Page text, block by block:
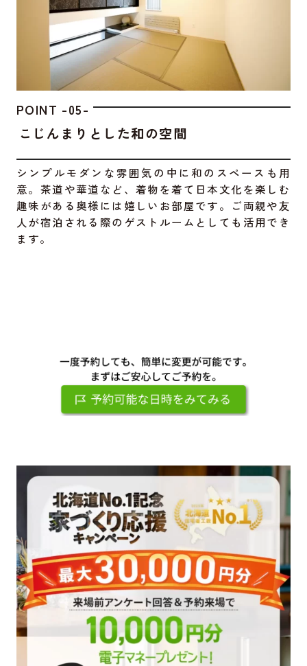
POINT -05-
こじんまりとした和の空間
シンプルモダンな雰囲気の中に和のスペースも用
意。茶道や華道など、着物を着て日本文化を楽しむ
趣味がある奥様には嬉しいお部屋です。ご両親や友
人が宿泊される際のゲストルームとしても活用でき
ます。